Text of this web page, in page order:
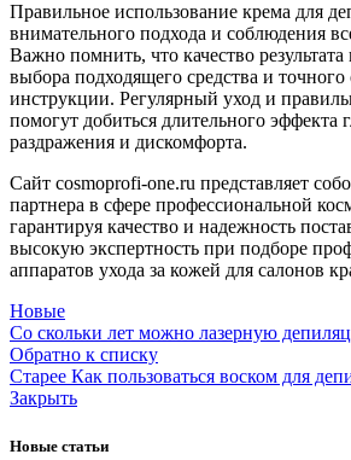
Правильное использование крема для
внимательного подхода и соблюдения
Важно помнить, что качество
выбора подходящего средства и точного
инструкции. Регулярный уход и
помогут добиться длительного эффекта
раздражения и дискомфорта.
Сайт cosmoprofi-one.ru представляет
партнера в сфере профессиональной
гарантируя качество и надежность
высокую экспертность при подборе
аппаратов ухода за кожей для салонов
Новые
Со скольки лет можно лазерную
Обратно к списку
Старее Как пользоваться воском для
Закрыть
Новые статьи